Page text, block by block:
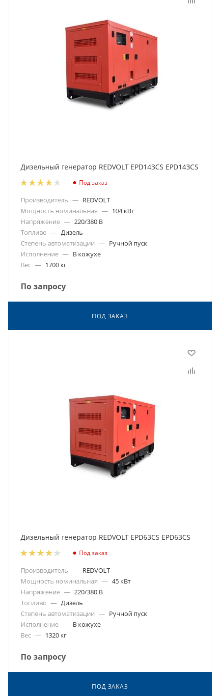
Дизельный генератор REDVOLT EPD143CS EPD143CS
Под заказ
Производитель — REDVOLT
Мощность номинальная — 104 кВт
Напряжение — 220/380 В
Топливо — Дизель
Степень автоматизации — Ручной пуск
Исполнение — В кожухе
Вес — 1700 кг
По запросу
ПОД ЗАКАЗ
Дизельный генератор REDVOLT EPD63CS EPD63CS
Под заказ
Производитель — REDVOLT
Мощность номинальная — 45 кВт
Напряжение — 220/380 В
Топливо — Дизель
Степень автоматизации — Ручной пуск
Исполнение — В кожухе
Вес — 1320 кг
По запросу
ПОД ЗАКАЗ